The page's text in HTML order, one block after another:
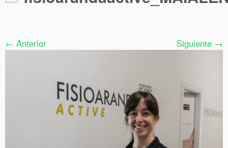
← Anterior Siguiente →